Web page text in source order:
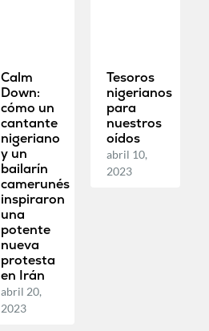
Calm
Down:
cómo un
cantante
nigeriano
y un
bailarín
camerunés
inspiraron
una
potente
nueva
protesta
en Irán
abril 20,
2023
Tesoros
nigerianos
para
nuestros
oídos
abril 10,
2023